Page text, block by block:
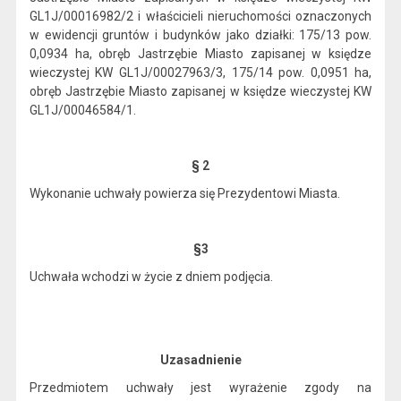
GL1J/00016982/2 i właścicieli nieruchomości oznaczonych
w ewidencji gruntów i budynków jako działki: 175/13 pow.
0,0934 ha, obręb Jastrzębie Miasto zapisanej w księdze
wieczystej KW GL1J/00027963/3, 175/14 pow. 0,0951 ha,
obręb Jastrzębie Miasto zapisanej w księdze wieczystej KW
GL1J/00046584/1.
§ 2
Wykonanie uchwały powierza się Prezydentowi Miasta.
§3
Uchwała wchodzi w życie z dniem podjęcia.
Uzasadnienie
Przedmiotem uchwały jest wyrażenie zgody na